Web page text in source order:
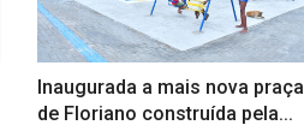
Inaugurada a mais nova praça
de Floriano construída pela...